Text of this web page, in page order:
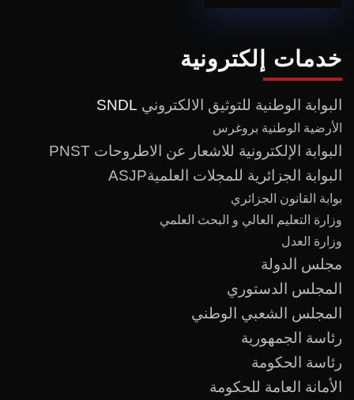
خدمات إلكترونية
البوابة الوطنية للتوثيق الالكتروني
الأرضية الوطنية بروغرس
البوابة الإلكترونية للاشعار عن الاطروحات PNST
البوابة الجزائرية للمجلات العلميةASJP
بوابة القانون الجزائري
وزارة التعليم العالي و البحث العلمي
وزارة العدل
مجلس الدولة
المجلس الدستوري
المجلس الشعبي الوطني
رئاسة الجمهورية
رئاسة الحكومة
الأمانة العامة للحكومة